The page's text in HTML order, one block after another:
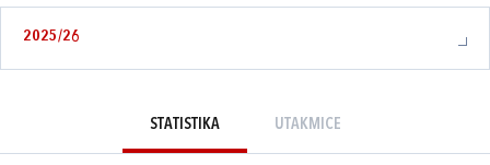
2025/26
STATISTIKA UTAKMICE